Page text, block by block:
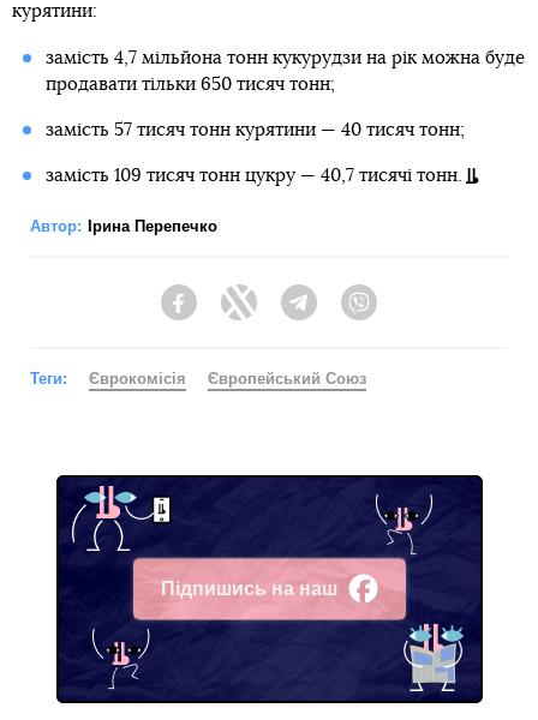
курятини:
замість 4,7 мільйона тонн кукурудзи на рік можна буде
продавати тільки 650 тисяч тонн;
замість 57 тисяч тонн курятини — 40 тисяч тонн;
замість 109 тисяч тонн цукру — 40,7 тисячі тонн.
Автор: Ірина Перепечко
FacebookTwitter Telegram
Теги: Єврокомісія Європейський Союз
Підпишись на наш
Facebook